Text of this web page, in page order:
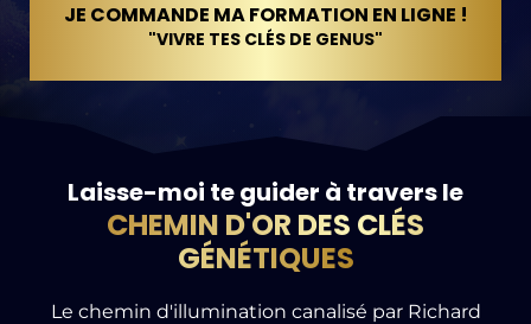
JE COMMANDE MA FORMATION EN LIGNE !
"VIVRE TES CLÉS DE GENUS"
Laisse-moi te guider à travers le
CHEMIN D'OR DES CLÉS
GÉNÉTIQUES
Le chemin d'illumination canalisé par Richard